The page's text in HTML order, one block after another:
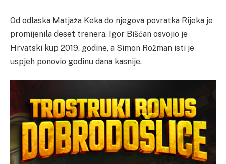
Od odlaska Matjaža Keka do njegova povratka Rijeka je
promijenila deset trenera. Igor Bišćan osvojio je
Hrvatski kup 2019. godine, a Simon Rožman isti je
uspjeh ponovio godinu dana kasnije.